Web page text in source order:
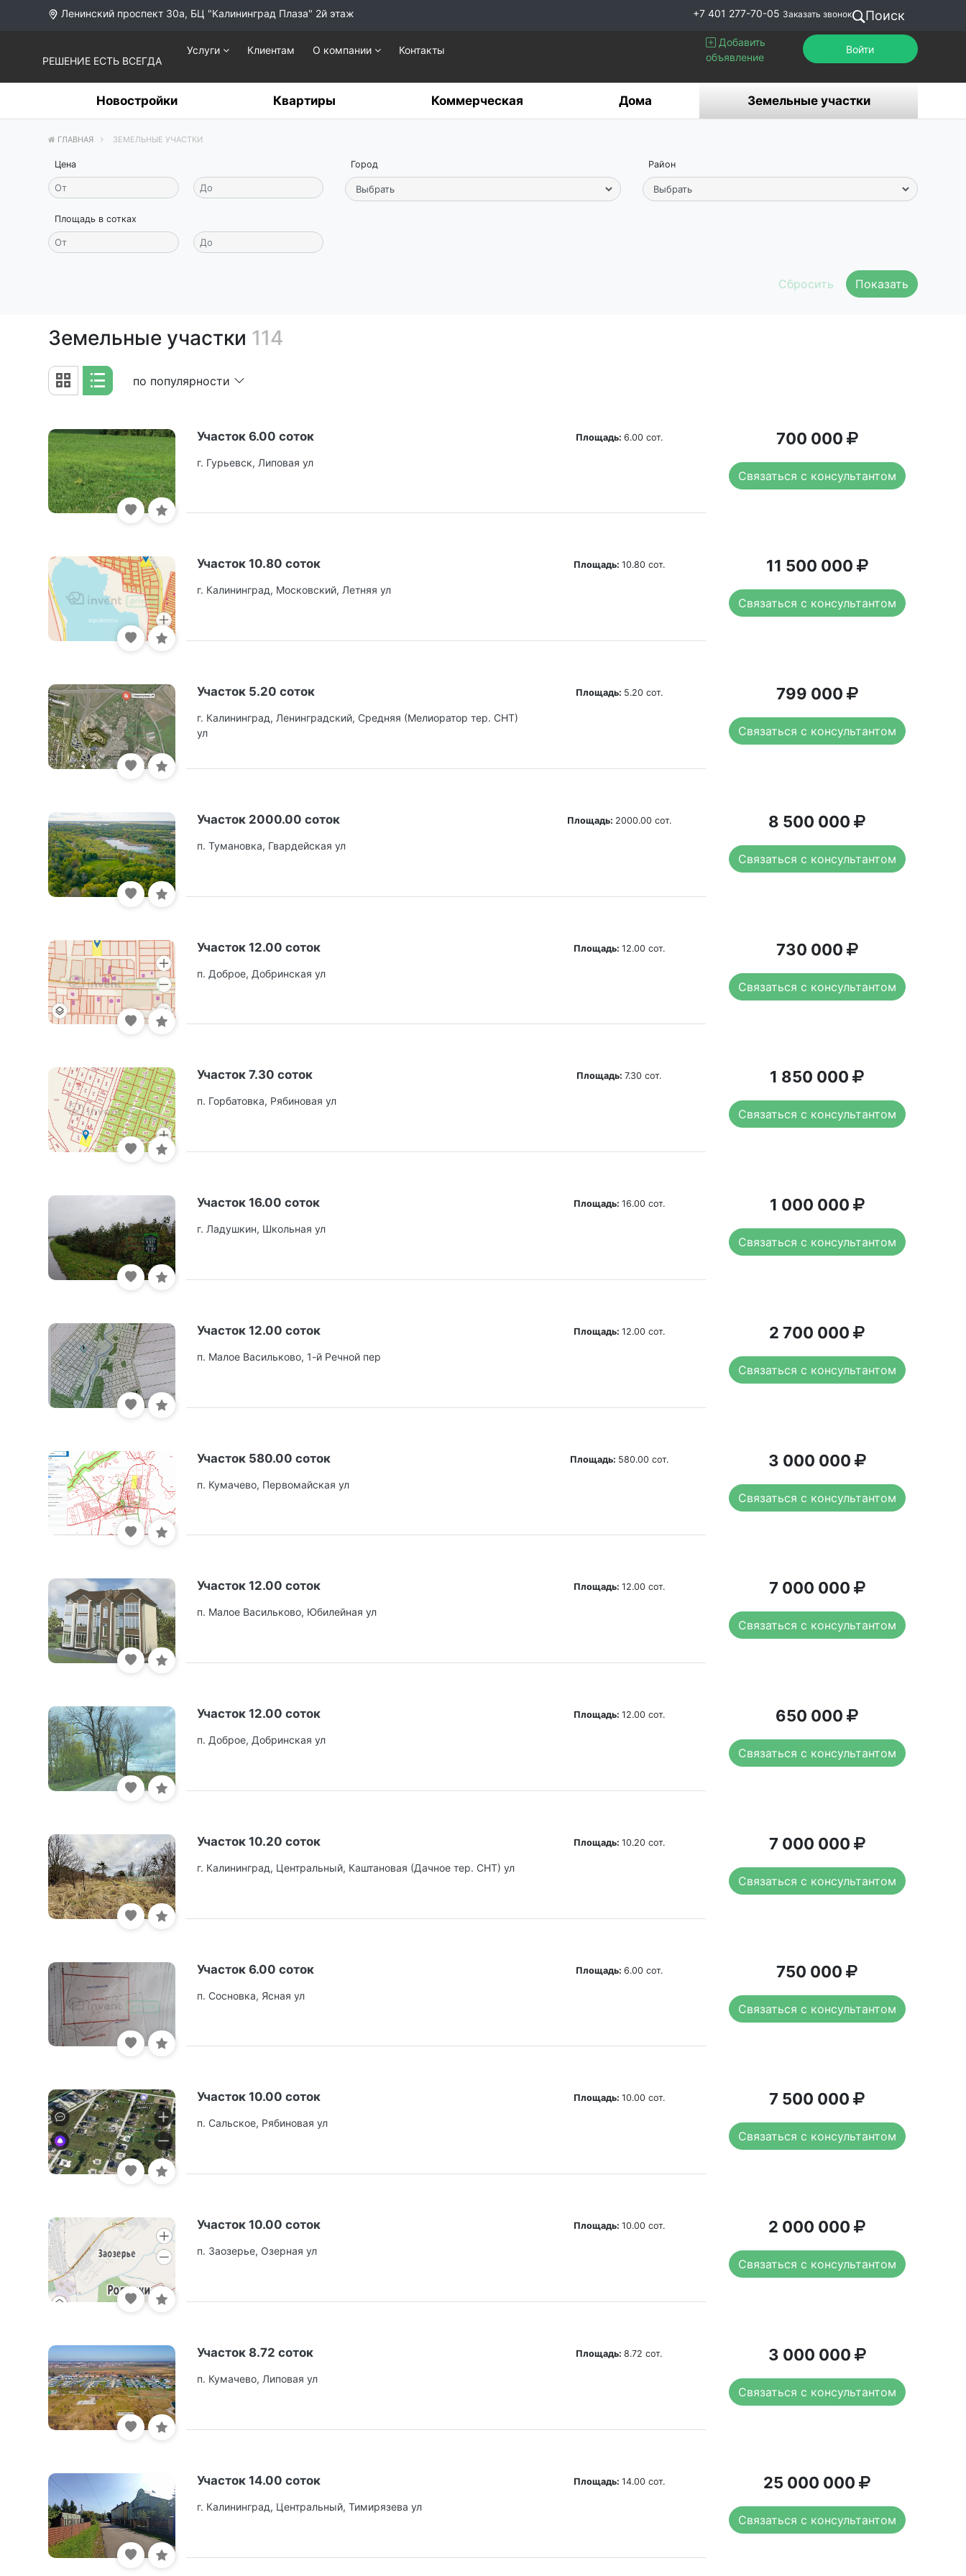
Ленинский проспект 30а, БЦ "Калининград Плаза" 2й этаж +7 401 277-70-05 Заказать звонок Поиск
РЕШЕНИЕ ЕСТЬ ВСЕГДА
Услуги Клиентам О компании Контакты
Добавить
объявление
Войти
Новостройки Квартиры Коммерческая Дома Земельные участки
ГЛАВНАЯ ЗЕМЕЛЬНЫЕ УЧАСТКИ
Цена Город Район
Площадь в сотках
Показать
Земельные участки 114
по популярности
Участок 6.00 соток
г. Гурьевск, Липовая ул
Площадь: 6.00 сот. 700 000
Связаться с консультантом
Участок 10.80 соток
г. Калининград, Московский, Летняя ул
Площадь: 10.80 сот. 11 500 000
Связаться с консультантом
Участок 5.20 соток
г. Калининград, Ленинградский, Средняя (Мелиоратор тер. СНТ)
ул
Площадь: 5.20 сот. 799 000
Связаться с консультантом
Участок 2000.00 соток
п. Тумановка, Гвардейская ул
Площадь: 2000.00 сот. 8 500 000
Связаться с консультантом
Участок 12.00 соток
п. Доброе, Добринская ул
Площадь: 12.00 сот. 730 000
Связаться с консультантом
Участок 7.30 соток
п. Горбатовка, Рябиновая ул
Площадь:7.30 сот. 1 850 000
Связаться с консультантом
Участок 16.00 соток
г. Ладушкин, Школьная ул
Площадь: 16.00 сот. 1 000 000
Связаться с консультантом
Участок 12.00 соток
п. Малое Васильково, 1-й Речной пер
Площадь: 12.00 сот. 2 700 000
Связаться с консультантом
Участок 580.00 соток
п. Кумачево, Первомайская ул
Площадь: 580.00 сот. 3 000 000
Связаться с консультантом
Участок 12.00 соток
п. Малое Васильково, Юбилейная ул
Площадь: 12.00 сот. 7 000 000
Связаться с консультантом
Участок 12.00 соток
п. Доброе, Добринская ул
Площадь: 12.00 сот. 650 000
Связаться с консультантом
Участок 10.20 соток
г. Калининград, Центральный, Каштановая (Дачное тер. СНТ) ул
Площадь: 10.20 сот. 7 000 000
Связаться с консультантом
Участок 6.00 соток
п. Сосновка, Ясная ул
Площадь: 6.00 сот. 750 000
Связаться с консультантом
Участок 10.00 соток
п. Сальское, Рябиновая ул
Площадь: 10.00 сот. 7 500 000
Связаться с консультантом
Участок 10.00 соток
п. Заозерье, Озерная ул
Площадь: 10.00 сот. 2 000 000
Связаться с консультантом
Участок 8.72 соток
п. Кумачево, Липовая ул
Площадь:8.72 сот. 3 000 000
Связаться с консультантом
Участок 14.00 соток
г. Калининград, Центральный, Тимирязева ул
Площадь: 14.00 сот. 25 000 000
Связаться с консультантом